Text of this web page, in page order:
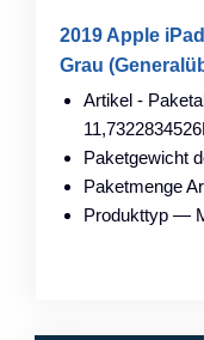
2019 Apple
Grau
Artikel -
Paketgewicht
Paketmenge
Produkttyp —